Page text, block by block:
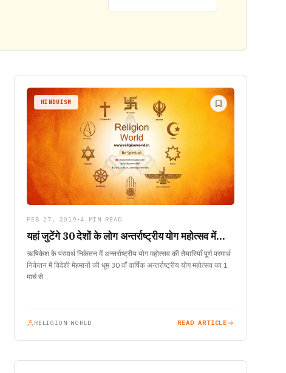
HINDUISM
FEB 27, 2019 •4 MIN READ
यहां जुटेंगे 30 देशों के लोग अन्तर्राष्ट्रीय योग महोत्सव में…
ऋषिकेश के परमार्थ निकेतन में अन्तर्राष्ट्रीय योग महोत्सव की तैयारियाँ पूर्ण परमार्थ
निकेतन में विदेशी मेहमानों की धूम 30 वाँ वार्षिक अन्तर्राष्ट्रीय योग महोत्सव का 1
मार्च से…
RELIGION WORLD READ ARTICLE